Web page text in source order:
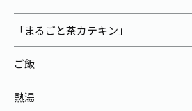
「まるごと茶カテキン」
ご飯
熱湯